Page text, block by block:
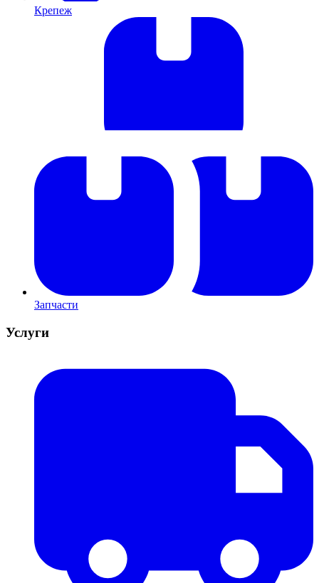
Крепеж
Запчасти
Услуги